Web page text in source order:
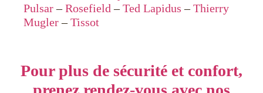
Les principales marques de montres disponibles en boutique ou
sur le site: